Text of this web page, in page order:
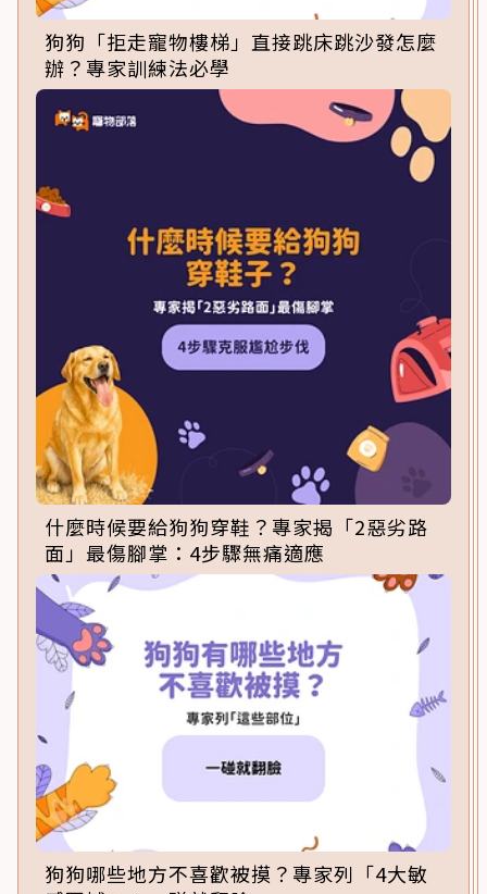
狗狗「拒走寵物樓梯」直接跳床跳沙發怎麼
辦？專家訓練法必學
什麼時候要給狗狗穿鞋？專家揭「2惡劣路
面」最傷腳掌：4步驟無痛適應
狗狗哪些地方不喜歡被摸？專家列「4大敏